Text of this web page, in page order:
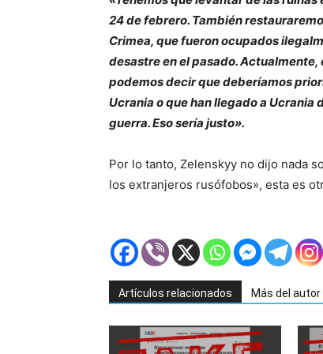
24 de febrero. También
Crimea, que fueron ocupados
desastre en el pasado.
podemos decir que deberíamos
Ucrania o que han llegado a
guerra. Eso sería justo».
Por lo tanto, Zelenskyy no dijo nada
los extranjeros rusófobos», esta es
Artículos relacionados Más del autor